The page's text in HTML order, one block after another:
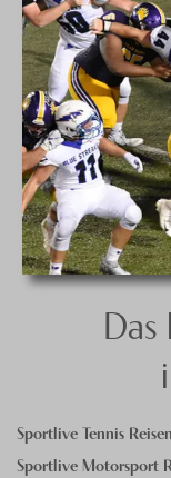
Sportlive Tennis
Sportlive Motorsport